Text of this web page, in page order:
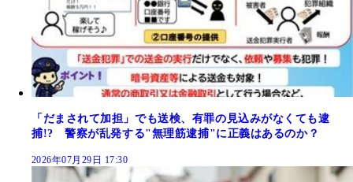
「だまされて加担」でも送検、有罪の見込みがなくても逮
捕!? 警察が乱発する"無理筋逮捕"に正義はあるのか？
2026年07月29日 17:30